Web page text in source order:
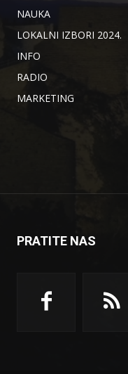
NAUKA
LOKALNI IZBORI 2024.
INFO
RADIO
MARKETING
PRATITE NAS